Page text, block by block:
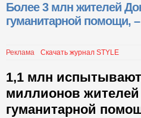
Более 3 млн жителей
гуманитарной помощи,
Реклама Скачать журнал STYLE
1,1 млн
миллионов
гуманитарной